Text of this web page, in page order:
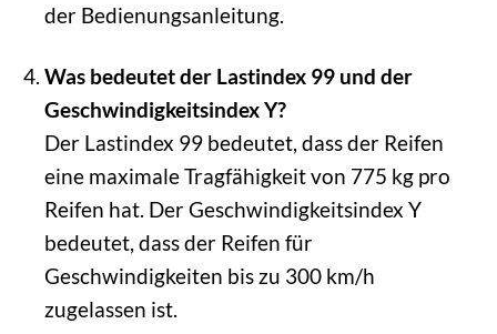
der Bedienungsanleitung.
Was bedeutet der Lastindex 99 und der
Geschwindigkeitsindex Y?
Der Lastindex 99 bedeutet, dass der Reifen
eine maximale Tragfähigkeit von 775 kg pro
Reifen hat. Der Geschwindigkeitsindex Y
bedeutet, dass der Reifen für
Geschwindigkeiten bis zu 300 km/h
zugelassen ist.